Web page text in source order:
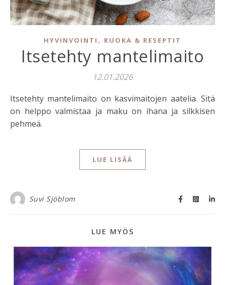
HYVINVOINTI , RUOKA & RESEPTIT
Itsetehty mantelimaito
12.01.2026
Itsetehty mantelimaito on kasvimaitojen aatelia. Sitä
on helppo valmistaa ja maku on ihana ja silkkisen
pehmeä.
LUE LISÄÄ
Suvi Sjöblom
LUE MYÖS